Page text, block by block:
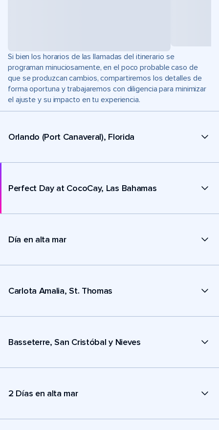
Si bien los horarios de las llamadas del itinerario se
programan minuciosamente, en el poco probable caso de
que se produzcan cambios, compartiremos los detalles de
forma oportuna y trabajaremos con diligencia para minimizar
el ajuste y su impacto en tu experiencia.
Orlando (Port Canaveral), Florida
Perfect Day at CocoCay, Las Bahamas
Día en alta mar
Carlota Amalia, St. Thomas
Basseterre, San Cristóbal y Nieves
2 Días en alta mar